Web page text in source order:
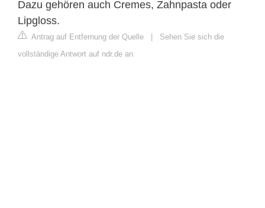
Dazu gehören auch Cremes, Zahnpasta oder
Lipgloss.
Antrag auf Entfernung der Quelle
Sehen Sie sich die
vollständige Antwort auf ndr.de an